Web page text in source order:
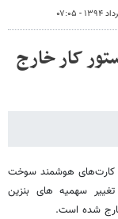
کار خارج
کارت‌های هوشمند سوخت
سهمیه های بنزین
شده است.